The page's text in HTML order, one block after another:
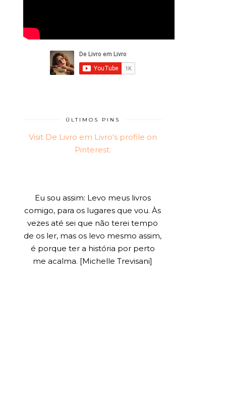
ÚLTIMOS PINS
Visit De Livro em Livro's profile on
Pinterest.
Eu sou assim: Levo meus livros
comigo, para os lugares que vou. Às
vezes até sei que não terei tempo
de os ler, mas os levo mesmo assim,
é porque ter a história por perto
me acalma. [Michelle Trevisani]